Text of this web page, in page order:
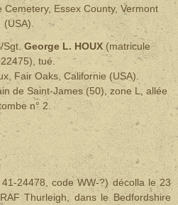
Essex County, Vermont
(USA).
Sgt.George L. HOUX(matricule
tué.
Fair Oaks, Californie (USA).
de Saint-James (50), zone L, allée
n° 2.
24478, code WW-?) décolla le 23
Thurleigh, dans le Bedfordshire